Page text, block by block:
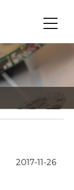
2017-11-26